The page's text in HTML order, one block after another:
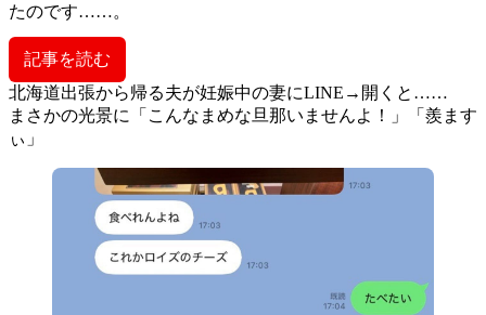
たのです……。
記事を読む
北海道出張から帰る夫が妊娠中の妻にLINE→開くと……
まさかの光景に「こんなまめな旦那いませんよ！」「羨ます
ぃ」